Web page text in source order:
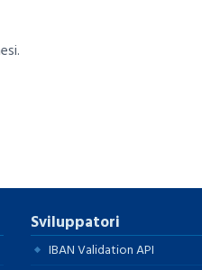
Sviluppatori
IBAN Validation API